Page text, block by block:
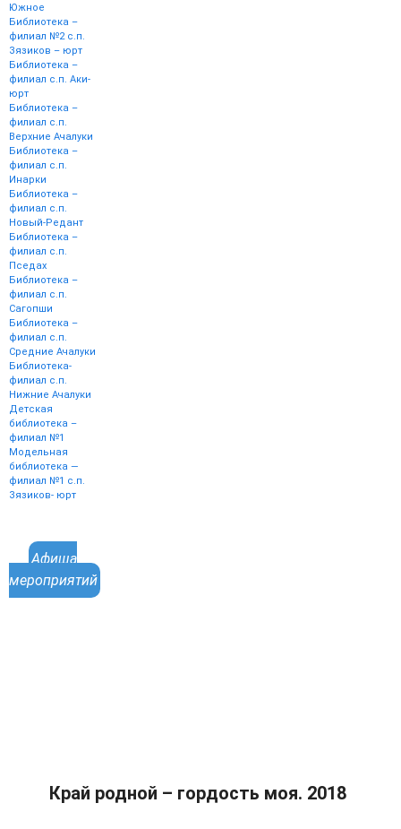
Южное
Библиотека –
филиал №2 с.п.
Зязиков – юрт
Библиотека –
филиал с.п. Аки-
юрт
Библиотека –
филиал с.п.
Верхние Ачалуки
Библиотека –
филиал с.п.
Инарки
Библиотека –
филиал с.п.
Новый-Редант
Библиотека –
филиал с.п.
Пседах
Библиотека –
филиал с.п.
Сагопши
Библиотека –
филиал с.п.
Средние Ачалуки
Библиотека-
филиал с.п.
Нижние Ачалуки
Детская
библиотека –
филиал №1
Модельная
библиотека —
филиал №1 с.п.
Зязиков- юрт
Афиша
мероприятий
Край родной – гордость моя. 2018